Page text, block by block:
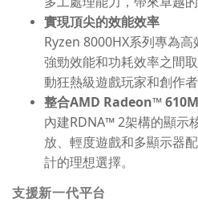
實現頂尖的效能效率
Ryzen 8000HX系列專為
強勁效能和功耗效率之間
動狂熱級遊戲玩家和創作者
整合AMD Radeon™ 610M
內建RDNA™ 2架構的顯示
放、輕度遊戲和多顯示器
計的理想選擇。
支援新一代平台